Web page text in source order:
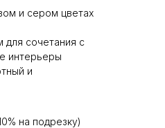
и сером цветах
для сочетания с
интерьеры
и
на подрезку)